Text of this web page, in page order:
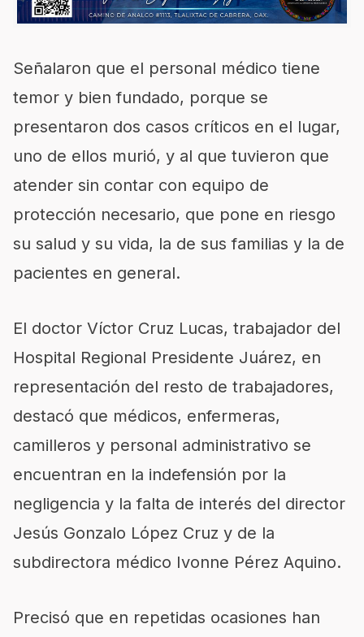
Señalaron que el personal médico tiene
temor y bien fundado, porque se
presentaron dos casos críticos en el lugar,
uno de ellos murió, y al que tuvieron que
atender sin contar con equipo de
protección necesario, que pone en riesgo
su salud y su vida, la de sus familias y la de
pacientes en general.
El doctor Víctor Cruz Lucas, trabajador del
Hospital Regional Presidente Juárez, en
representación del resto de trabajadores,
destacó que médicos, enfermeras,
camilleros y personal administrativo se
encuentran en la indefensión por la
negligencia y la falta de interés del director
Jesús Gonzalo López Cruz y de la
subdirectora médico Ivonne Pérez Aquino.
Precisó que en repetidas ocasiones han